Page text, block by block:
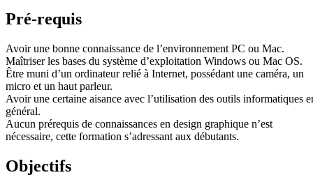
Pré-requis
Avoir une bonne connaissance de l’environnement PC ou Mac.
Maîtriser les bases du système d’exploitation Windows ou Mac OS.
Être muni d’un ordinateur relié à Internet, possédant une caméra, un
micro et un haut parleur.
Avoir une certaine aisance avec l’utilisation des outils informatiques
général.
Aucun prérequis de connaissances en design graphique n’est
nécessaire, cette formation s’adressant aux débutants.
Objectifs